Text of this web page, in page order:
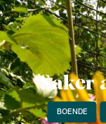
Saker
BOENDE